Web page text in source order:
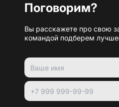
Поговорим?
Вы расскажете про свою
командой подберем